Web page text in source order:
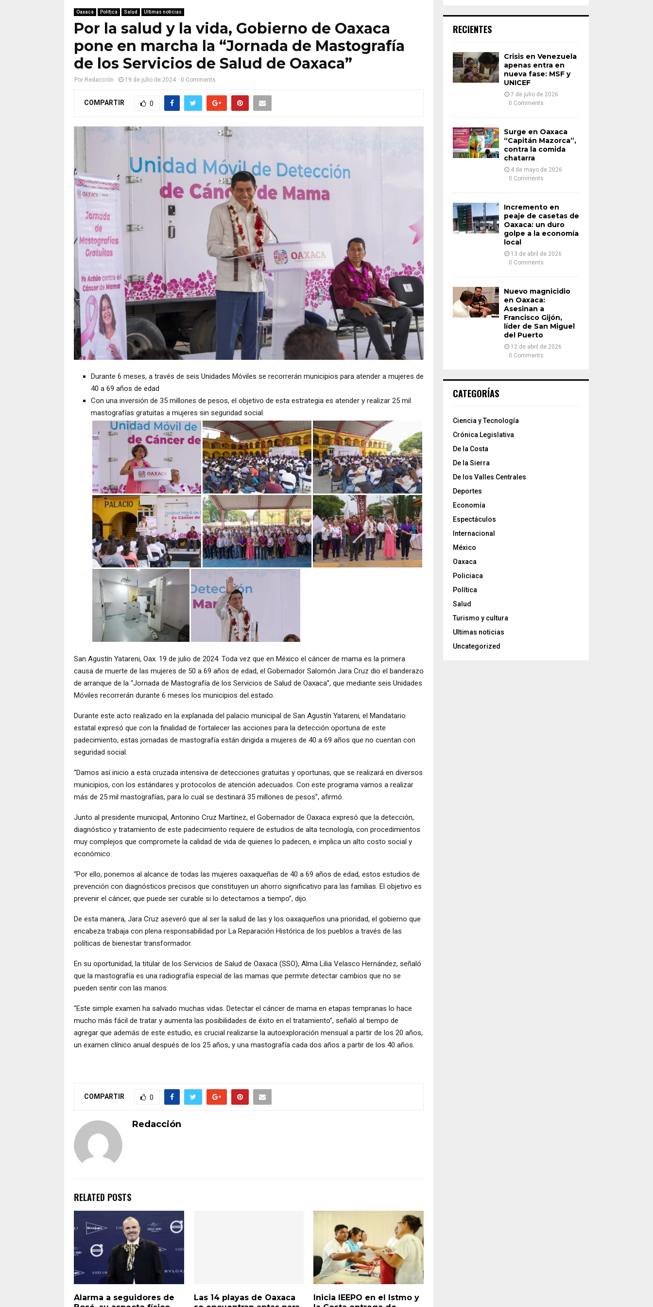
Oaxaca Política Salud Ultimas noticias
Por la salud y la vida, Gobierno de Oaxaca
pone en marcha la “Jornada de Mastografía
de los Servicios de Salud de Oaxaca”
Por Redacción 19 de julio de 2024 0 Comments
COMPARTIR 0
Durante 6 meses, a través de seis Unidades Móviles se recorrerán municipios para atender a mujeres de
40 a 69 años de edad
Con una inversión de 35 millones de pesos, el objetivo de esta estrategia es atender y realizar 25 mil
mastografías gratuitas a mujeres sin seguridad social.
San Agustín Yatareni, Oax. 19 de julio de 2024. Toda vez que en México el cáncer de mama es la primera
causa de muerte de las mujeres de 50 a 69 años de edad, el Gobernador Salomón Jara Cruz dio el banderazo
de arranque de la “Jornada de Mastografía de los Servicios de Salud de Oaxaca”, que mediante seis Unidades
Móviles recorrerán durante 6 meses los municipios del estado.
Durante este acto realizado en la explanada del palacio municipal de San Agustín Yatareni, el Mandatario
estatal expresó que con la finalidad de fortalecer las acciones para la detección oportuna de este
padecimiento, estas jornadas de mastografía están dirigida a mujeres de 40 a 69 años que no cuentan con
seguridad social.
“Damos así inicio a esta cruzada intensiva de detecciones gratuitas y oportunas, que se realizará en diversos
municipios, con los estándares y protocolos de atención adecuados. Con este programa vamos a realizar
más de 25 mil mastografías, para lo cual se destinará 35 millones de pesos”, afirmó.
Junto al presidente municipal, Antonino Cruz Martínez, el Gobernador de Oaxaca expresó que la detección,
diagnóstico y tratamiento de este padecimiento requiere de estudios de alta tecnología, con procedimientos
muy complejos que compromete la calidad de vida de quienes lo padecen, e implica un alto costo social y
económico.
“Por ello, ponemos al alcance de todas las mujeres oaxaqueñas de 40 a 69 años de edad, estos estudios de
prevención con diagnósticos precisos que constituyen un ahorro significativo para las familias. El objetivo es
prevenir el cáncer, que puede ser curable si lo detectamos a tiempo”, dijo.
De esta manera, Jara Cruz aseveró que al ser la salud de las y los oaxaqueños una prioridad, el gobierno que
encabeza trabaja con plena responsabilidad por La Reparación Histórica de los pueblos a través de las
políticas de bienestar transformador.
En su oportunidad, la titular de los Servicios de Salud de Oaxaca (SSO), Alma Lilia Velasco Hernández, señaló
que la mastografía es una radiografía especial de las mamas que permite detectar cambios que no se
pueden sentir con las manos.
“Este simple examen ha salvado muchas vidas. Detectar el cáncer de mama en etapas tempranas lo hace
mucho más fácil de tratar y aumenta las posibilidades de éxito en el tratamiento”, señaló al tiempo de
agregar que además de este estudio, es crucial realizarse la autoexploración mensual a partir de los 20 años,
un examen clínico anual después de los 25 años, y una mastografía cada dos años a partir de los 40 años.
COMPARTIR 0
Redacción
RELATED POSTS
Alarma a seguidores de
Las 14 playas de Oaxaca
Inicia IEEPO en el Istmo y
h
o
:
RECIENTES
Crisis en Venezuela
apenas entra en
nueva fase: MSF y
UNICEF
7 de julio de 2026
0 Comments
Surge en Oaxaca
“Capitán Mazorca”,
contra la comida
chatarra
4 de mayo de 2026
0 Comments
Incremento en
peaje de casetas de
Oaxaca: un duro
golpe a la economía
local
13 de abril de 2026
0 Comments
Nuevo magnicidio
en Oaxaca:
Asesinan a
Francisco Gijón,
líder de San Miguel
del Puerto
12 de abril de 2026
0 Comments
CATEGORÍAS
Ciencia y Tecnología
Crónica Legislativa
De la Costa
De la Sierra
De los Valles Centrales
Deportes
Economía
Espectáculos
Internacional
México
Oaxaca
Policiaca
Política
Salud
Turismo y cultura
Ultimas noticias
Uncategorized